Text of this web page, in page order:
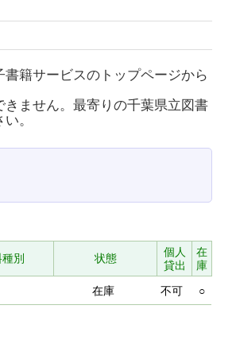
籍サービスのトップページから
ません。最寄りの千葉県立図書
。
別 状態
個人
貸出
在
庫
在庫 不可 ○